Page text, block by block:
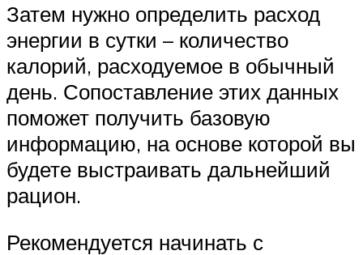
Затем нужно определить расход
энергии в сутки – количество
калорий, расходуемое в обычный
день. Сопоставление этих данных
поможет получить базовую
информацию, на основе которой вы
будете выстраивать дальнейший
рацион.
Рекомендуется начинать с